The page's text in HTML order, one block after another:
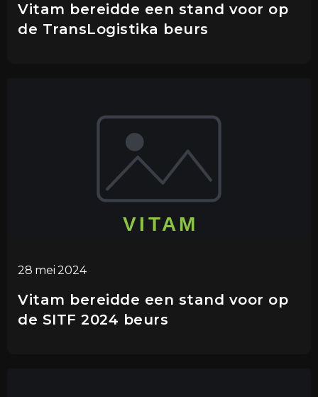
Vitam bereidde een stand voor op
de TransLogistika beurs
28 mei 2024
Vitam bereidde een stand voor op
de SITF 2024 beurs